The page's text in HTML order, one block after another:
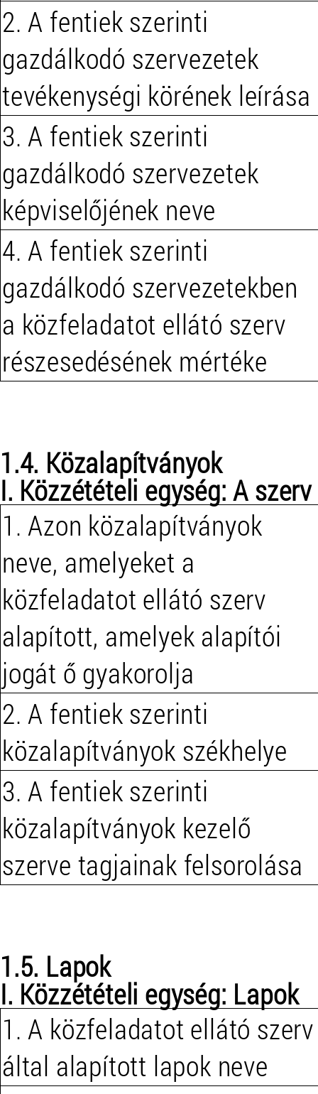
2. A fentiek szerinti
gazdálkodó szervezetek
tevékenységi körének leírása
3. A fentiek szerinti
gazdálkodó szervezetek
képviselőjének neve
4. A fentiek szerinti
gazdálkodó szervezetekben
a közfeladatot ellátó szerv
részesedésének mértéke
1.4. Közalapítványok
I. Közzétételi egység: A
1. Azon közalapítványok
neve, amelyeket a
közfeladatot ellátó szerv
alapított, amelyek alapítói
jogát ő gyakorolja
2. A fentiek szerinti
közalapítványok székhelye
3. A fentiek szerinti
közalapítványok kezelő
szerve tagjainak felsorolása
1.5. Lapok
I. Közzétételi egység: Lapok
1. A közfeladatot ellátó szerv
által alapított lapok neve